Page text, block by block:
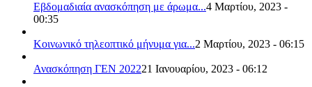
Εβδομαδιαία ανασκόπηση με άρωμα...4 Μαρτίου, 2023 -
00:35
Κοινωνικό τηλεοπτικό μήνυμα για...2 Μαρτίου, 2023 - 06:15
Ανασκόπηση ΓΕΝ 202221 Ιανουαρίου, 2023 - 06:12